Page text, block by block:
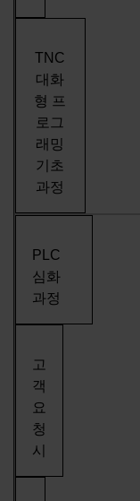
TNC
대화
형 프
로그
래밍
기초
과정
PLC
심화
과정
고
객
요
청
시